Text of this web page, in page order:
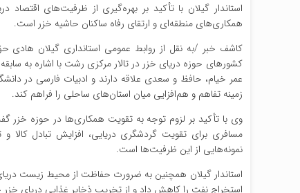
استاندار گیلان با تأکید بر بهره‌گیری از ظرفیت‌های
همکاری‌های منطقه‌ای و ارتقای رفاه ساکنان حاشیه خزر است.
کاشف خبر /به نقل از روابط عمومی استانداری گیلان هادی
کشورهای حوزه دریای خزر در تالار مرکزی رشت با اشاره به
عمر خیام، حافظ و سعدی علاقه دارند و ادبیات فارسی در
زمینه تفاهم و هم‌افزایی میان استان‌های ساحلی را فراهم کند.
وی با تأکید بر لزوم توجه به تقویت همکاری‌ها در حوزه خزر
مسافری برای تقویت گردشگری دریایی، افزایش تبادل کالا
نمونه‌هایی از این ظرفیت‌ها است.
استاندار گیلان همچنین به ضرورت حفاظت از محیط زیست
استخراج نفت را کاهش داد و از تخریب ذخایر غذایی دریای خزر